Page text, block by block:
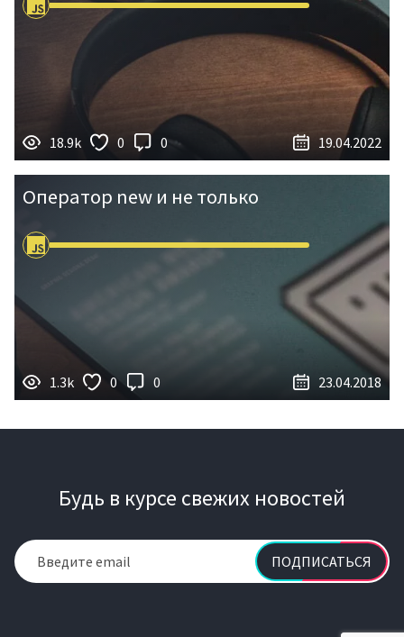
18.9k 0 0 19.04.2022
Оператор new и не только
1.3k 0 0 23.04.2018
Будь в курсе свежих новостей
ПОДПИСАТЬСЯ